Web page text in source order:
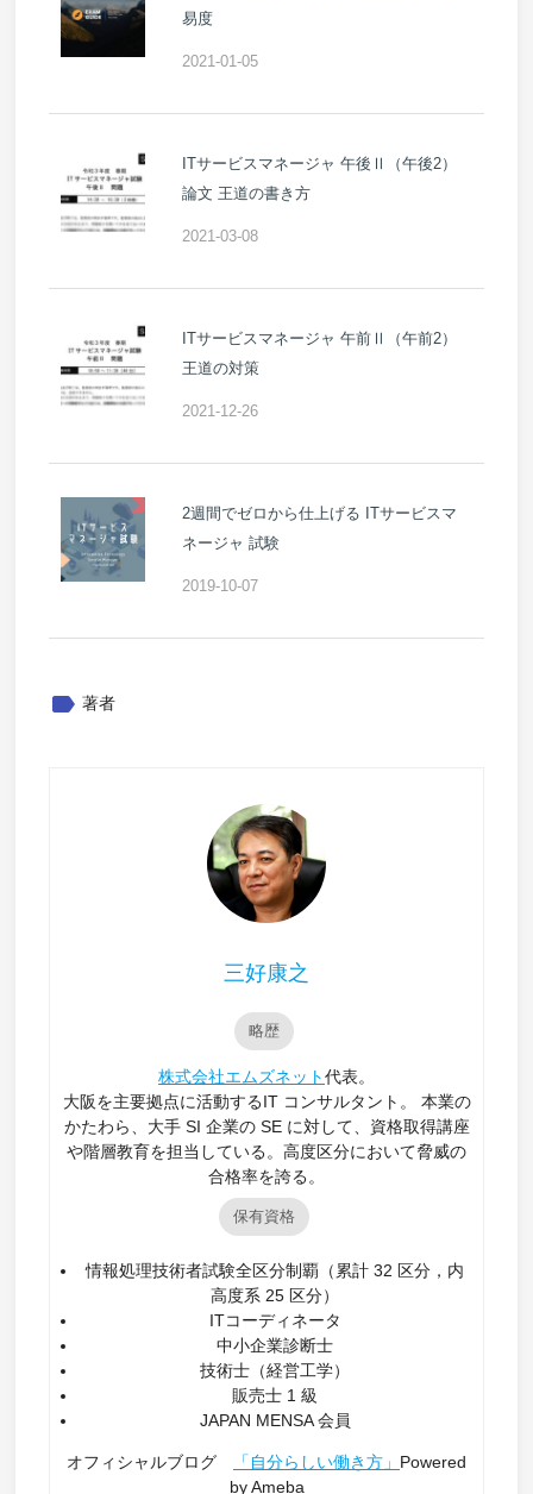
易度
2021-01-05
ITサービスマネージャ 午後Ⅱ（午後2）
論文 王道の書き方
2021-03-08
ITサービスマネージャ 午前Ⅱ（午前2）
王道の対策
2021-12-26
2週間でゼロから仕上げる ITサービスマ
ネージャ 試験
2019-10-07
label 著者
三好康之
略歴
株式会社エムズネット代表。
大阪を主要拠点に活動するIT コンサルタント。 本業の
かたわら、大手 SI 企業の SE に対して、資格取得講座
や階層教育を担当している。高度区分において脅威の
合格率を誇る。
保有資格
情報処理技術者試験全区分制覇（累計 32 区分，内
高度系 25 区分）
ITコーディネータ
中小企業診断士
技術士（経営工学）
販売士 1 級
JAPAN MENSA 会員
オフィシャルブログ 「自分らしい働き方」 Powered
by Ameba